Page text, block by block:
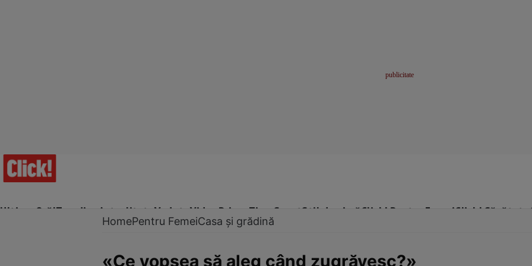
Ultima Oră!Trending Actualitate Vedete Video Prime Time SportStil de viațăClick! Pentru FemeiClick! Sănătate
HomePentru FemeiCasa și grădină
«Ce vopsea să aleg când zugrăvesc?»